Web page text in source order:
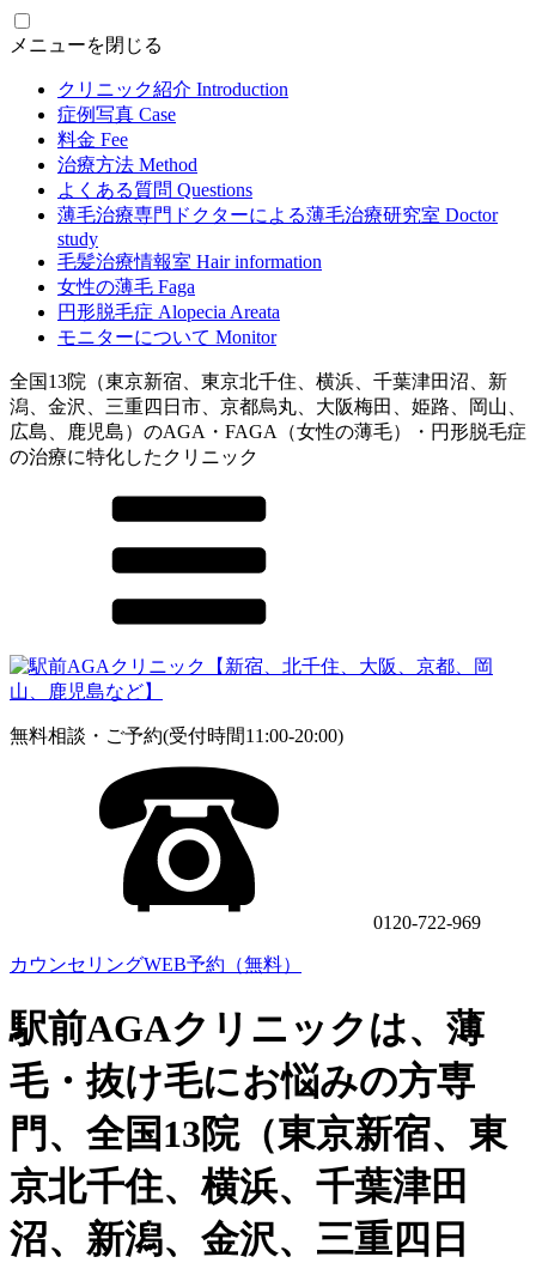
メニューを閉じる
クリニック紹介 Introduction
症例写真 Case
料金 Fee
治療方法 Method
よくある質問 Questions
薄毛治療専門ドクターによる薄毛治療研究室 Doctor
study
毛髪治療情報室 Hair information
女性の薄毛 Faga
円形脱毛症 Alopecia Areata
モニターについて Monitor
全国13院（東京新宿、東京北千住、横浜、千葉津田沼、新
潟、金沢、三重四日市、京都烏丸、大阪梅田、姫路、岡山、
広島、鹿児島）のAGA・FAGA（女性の薄毛）・円形脱毛症
の治療に特化したクリニック
無料相談・ご予約(受付時間11:00-20:00)
0120-722-969
カウンセリングWEB予約（無料）
駅前AGAクリニックは、薄
毛・抜け毛にお悩みの方専
門、全国13院（東京新宿、東
京北千住、横浜、千葉津田
沼、新潟、金沢、三重四日